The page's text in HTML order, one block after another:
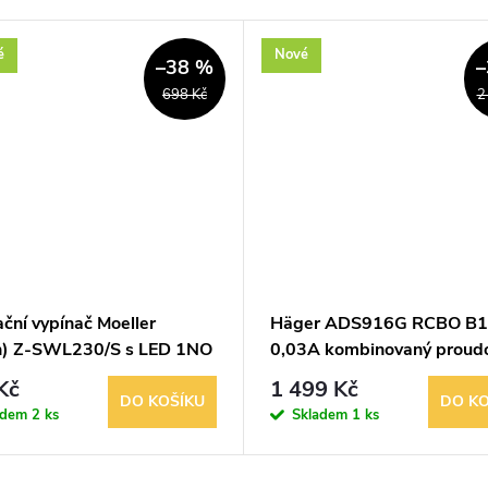
698 Kč
–38 %
vypínač Moeller
Z-SWL230/S s LED 1NO
2 ks
DO KOŠÍKU
Nové
2
Häger ADS916G RCBO
0,03A kombinovaný
chránič s jističem
1 499 Kč
Skladem 1 ks
DO